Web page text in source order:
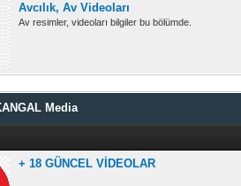
Avcılık, Av Videoları
Av resimler, videoları bilgiler bu bölümde.
Media
+ 18 GÜNCEL VİDEOLAR